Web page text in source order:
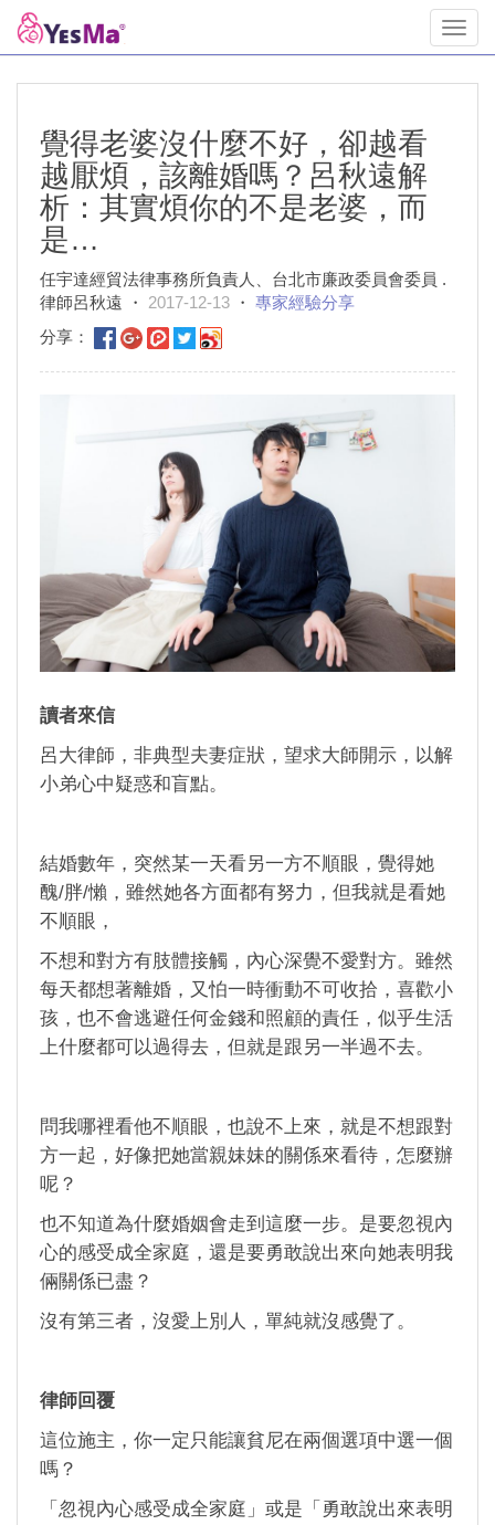
覺得老婆沒什麼不好，卻越看
越厭煩，該離婚嗎？呂秋遠解
析：其實煩你的不是老婆，而
是…
任宇達經貿法律事務所負責人、台北市廉政委員會委員 .
律師呂秋遠 ・ 2017-12-13 ・ 專家經驗分享
分享：
讀者來信
呂大律師，非典型夫妻症狀，望求大師開示，以解
小弟心中疑惑和盲點。
結婚數年，突然某一天看另一方不順眼，覺得她
醜/胖/懶，雖然她各方面都有努力，但我就是看她
不順眼，
不想和對方有肢體接觸，內心深覺不愛對方。雖然
每天都想著離婚，又怕一時衝動不可收拾，喜歡小
孩，也不會逃避任何金錢和照顧的責任，似乎生活
上什麼都可以過得去，但就是跟另一半過不去。
問我哪裡看他不順眼，也說不上來，就是不想跟對
方一起，好像把她當親妹妹的關係來看待，怎麼辦
呢？
也不知道為什麼婚姻會走到這麼一步。是要忽視內
心的感受成全家庭，還是要勇敢說出來向她表明我
倆關係已盡？
沒有第三者，沒愛上別人，單純就沒感覺了。
律師回覆
這位施主，你一定只能讓貧尼在兩個選項中選一個
嗎？
「忽視內心感受成全家庭」或是「勇敢說出來表明